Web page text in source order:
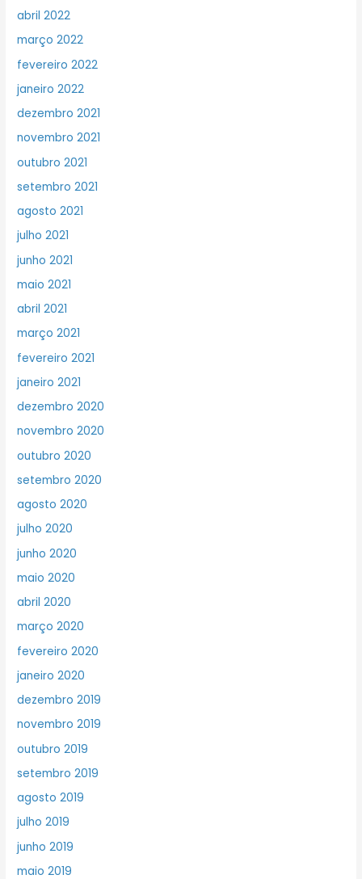
abril 2022
março 2022
fevereiro 2022
janeiro 2022
dezembro 2021
novembro 2021
outubro 2021
setembro 2021
agosto 2021
julho 2021
junho 2021
maio 2021
abril 2021
março 2021
fevereiro 2021
janeiro 2021
dezembro 2020
novembro 2020
outubro 2020
setembro 2020
agosto 2020
julho 2020
junho 2020
maio 2020
abril 2020
março 2020
fevereiro 2020
janeiro 2020
dezembro 2019
novembro 2019
outubro 2019
setembro 2019
agosto 2019
julho 2019
junho 2019
maio 2019